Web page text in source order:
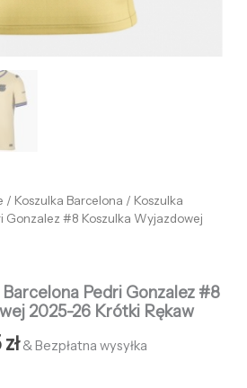
/ Koszulka Barcelona / Koszulka
Gonzalez #8 Koszulka Wyjazdowej
Barcelona Pedri Gonzalez #8
2025-26 Krótki Rękaw
zł & Bezpłatna wysyłka